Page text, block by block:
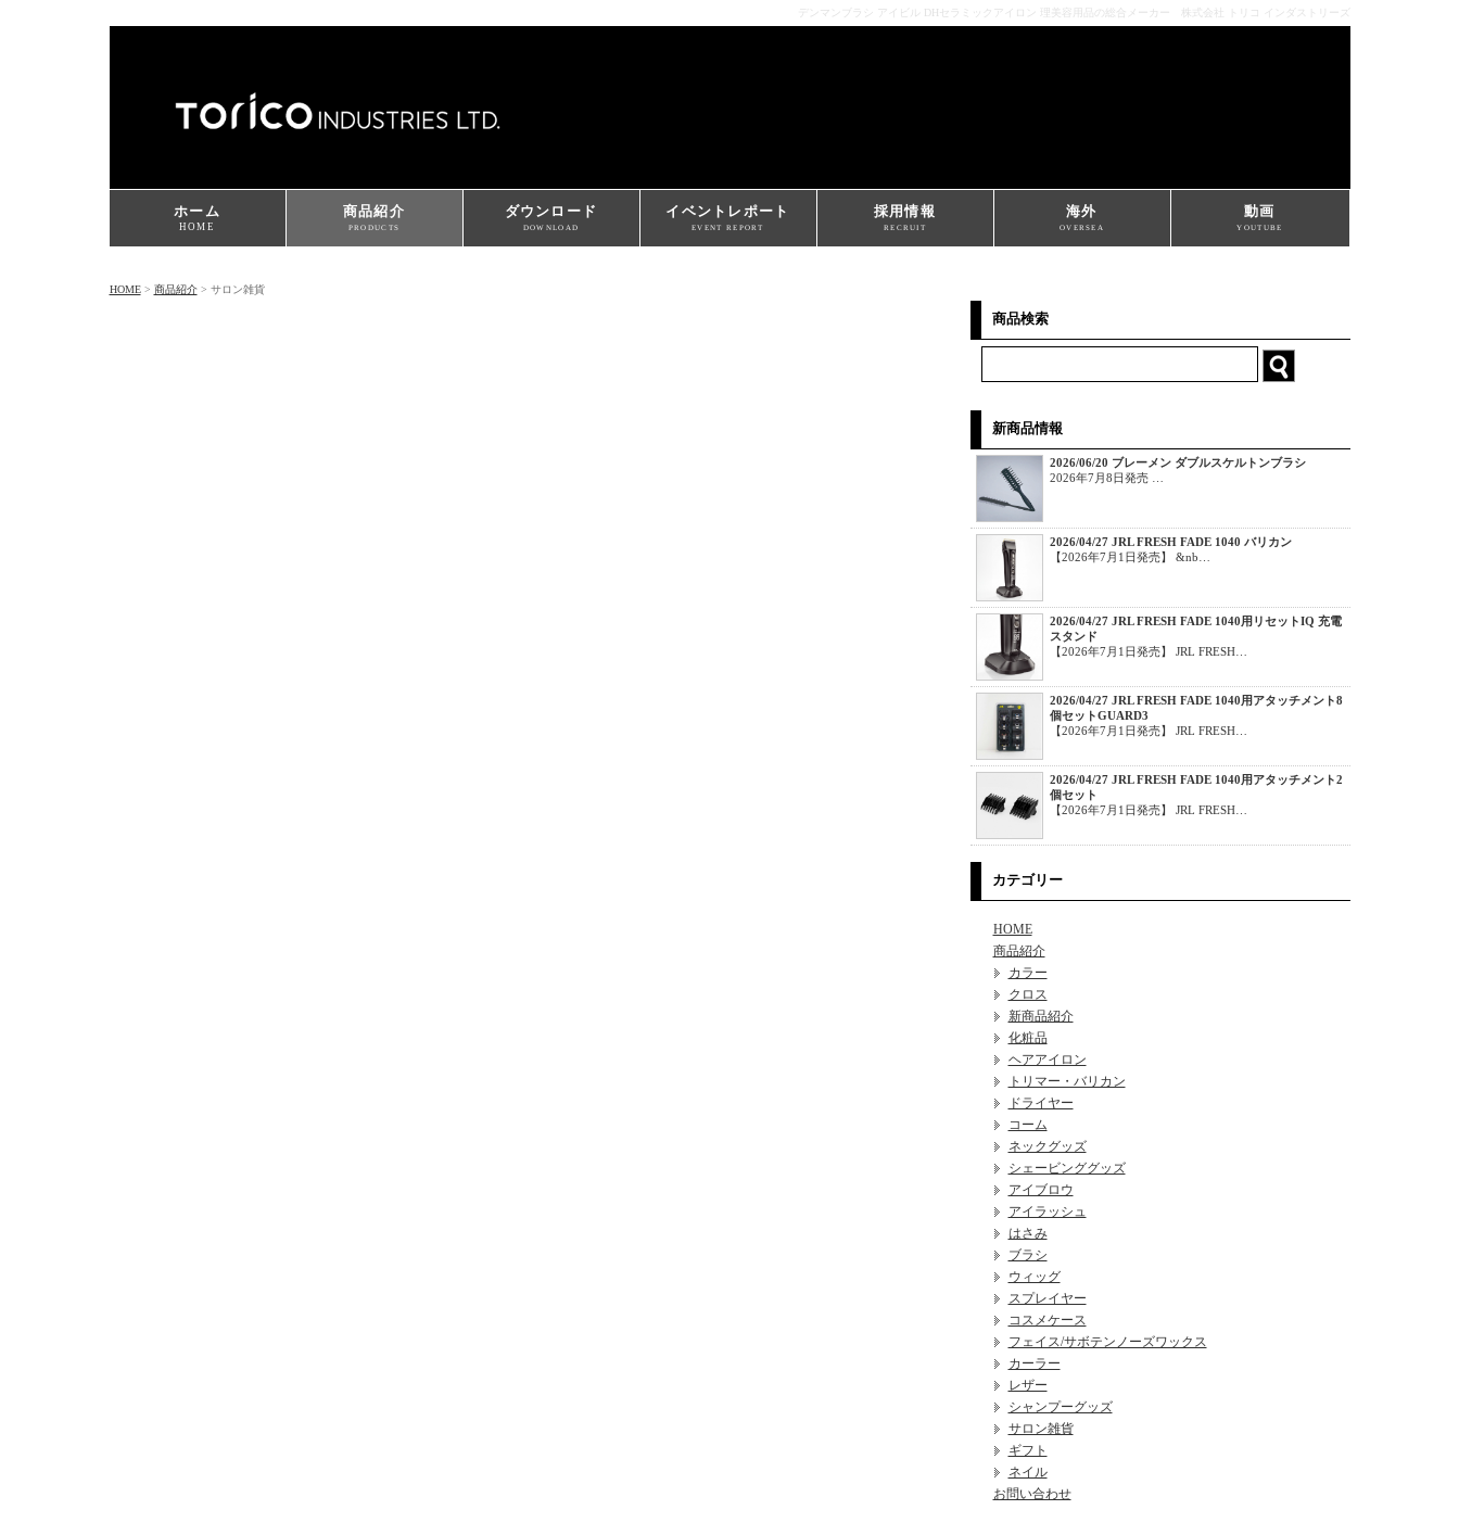
デンマンブラシ アイビル DHセラミックアイロン 理美容用品の総合メーカー 株式会社 トリコ インダストリーズ
ホーム
HOME
商品紹介
PRODUCTS
ダウンロード
DOWNLOAD
イベントレポート
EVENT REPORT
採用情報
RECRUIT
海外
OVERSEA
動画
YOUTUBE
HOME> 商品紹介> サロン雑貨
商品検索
新商品情報
2026/06/20 ブレーメン ダブルスケルトンブラシ
2026年7月8日発売 …
2026/04/27 JRL FRESH FADE 1040 バリカン
【2026年7月1日発売】 &nb…
2026/04/27 JRL FRESH FADE 1040用リセットIQ 充電
スタンド
【2026年7月1日発売】 JRL FRESH…
2026/04/27 JRL FRESH FADE 1040用アタッチメント8
個セットGUARD3
【2026年7月1日発売】 JRL FRESH…
2026/04/27 JRL FRESH FADE 1040用アタッチメント2
個セット
【2026年7月1日発売】 JRL FRESH…
カテゴリー
HOME
商品紹介
カラー
クロス
新商品紹介
化粧品
ヘアアイロン
トリマー・バリカン
ドライヤー
コーム
ネックグッズ
シェービンググッズ
アイブロウ
アイラッシュ
はさみ
ブラシ
ウィッグ
スプレイヤー
コスメケース
フェイス/サボテンノーズワックス
カーラー
レザー
シャンプーグッズ
サロン雑貨
ギフト
ネイル
お問い合わせ